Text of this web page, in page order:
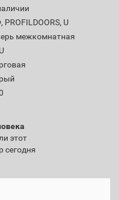
PROFILDOORS, U
межкомнатная
этот
сегодня